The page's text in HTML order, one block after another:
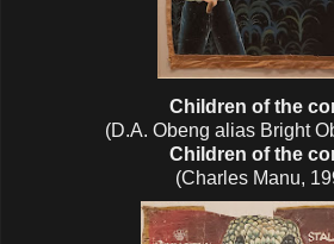
Children of the
(D.A. Obeng alias Bright
Children of the
(Charles Manu,